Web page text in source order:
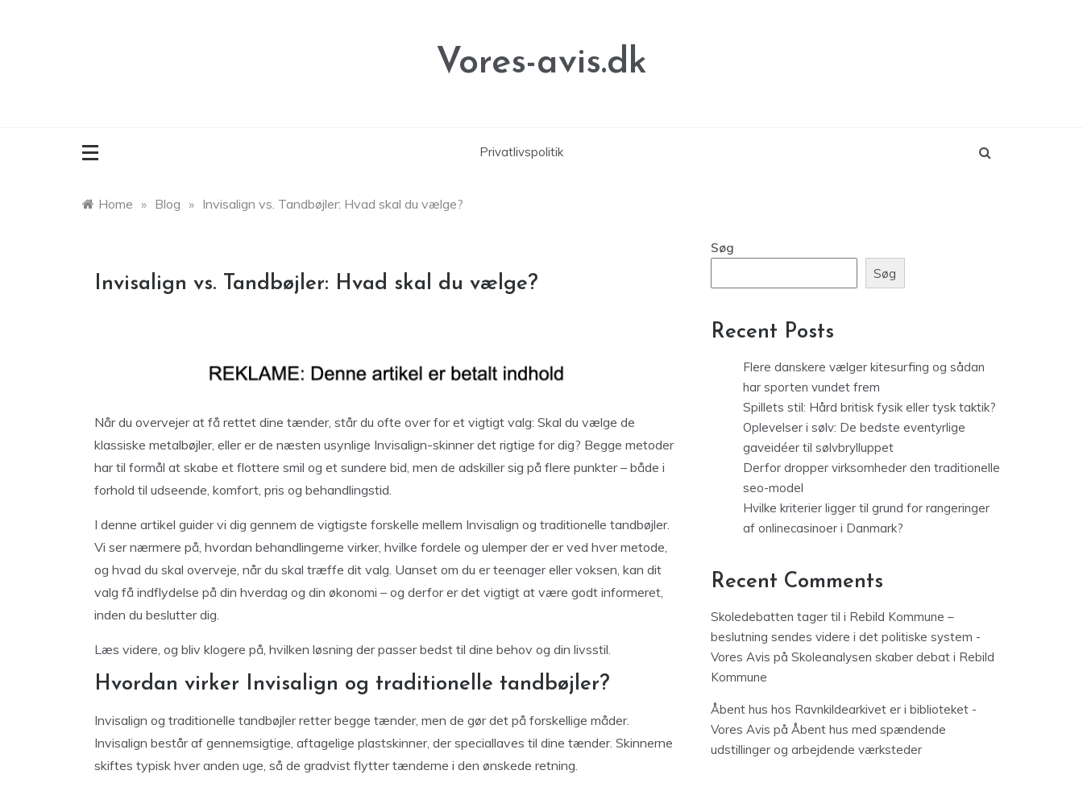
Vores-avis.dk
Privatlivspolitik
Home » Blog » Invisalign vs. Tandbøjler: Hvad skal du vælge?
Invisalign vs. Tandbøjler: Hvad skal du vælge?
Når du overvejer at få rettet dine tænder, står du ofte over for et vigtigt valg: Skal du vælge de
klassiske metalbøjler, eller er de næsten usynlige Invisalign-skinner det rigtige for dig? Begge metoder
har til formål at skabe et flottere smil og et sundere bid, men de adskiller sig på flere punkter – både i
forhold til udseende, komfort, pris og behandlingstid.
I denne artikel guider vi dig gennem de vigtigste forskelle mellem Invisalign og traditionelle tandbøjler.
Vi ser nærmere på, hvordan behandlingerne virker, hvilke fordele og ulemper der er ved hver metode,
og hvad du skal overveje, når du skal træffe dit valg. Uanset om du er teenager eller voksen, kan dit
valg få indflydelse på din hverdag og din økonomi – og derfor er det vigtigt at være godt informeret,
inden du beslutter dig.
Læs videre, og bliv klogere på, hvilken løsning der passer bedst til dine behov og din livsstil.
Hvordan virker Invisalign og traditionelle tandbøjler?
Invisalign og traditionelle tandbøjler retter begge tænder, men de gør det på forskellige måder.
Invisalign består af gennemsigtige, aftagelige plastskinner, der speciallaves til dine tænder. Skinnerne
skiftes typisk hver anden uge, så de gradvist flytter tænderne i den ønskede retning.
Søg
Søg
Recent Posts
Flere danskere vælger kitesurfing og sådan
har sporten vundet frem
Spillets stil: Hård britisk fysik eller tysk taktik?
Oplevelser i sølv: De bedste eventyrlige
gaveidéer til sølvbrylluppet
Derfor dropper virksomheder den traditionelle
seo-model
Hvilke kriterier ligger til grund for rangeringer
af onlinecasinoer i Danmark?
Recent Comments
Skoledebatten tager til i Rebild Kommune –
beslutning sendes videre i det politiske system -
Vores Avis på Skoleanalysen skaber debat i Rebild
Kommune
Åbent hus hos Ravnkildearkivet er i biblioteket -
Vores Avis på Åbent hus med spændende
udstillinger og arbejdende værksteder